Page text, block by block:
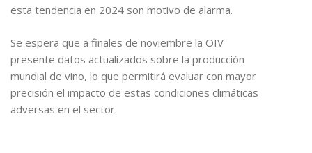
esta tendencia en 2024 son motivo de alarma.
Se espera que a finales de noviembre la OIV
presente datos actualizados sobre la producción
mundial de vino, lo que permitirá evaluar con mayor
precisión el impacto de estas condiciones climáticas
adversas en el sector.